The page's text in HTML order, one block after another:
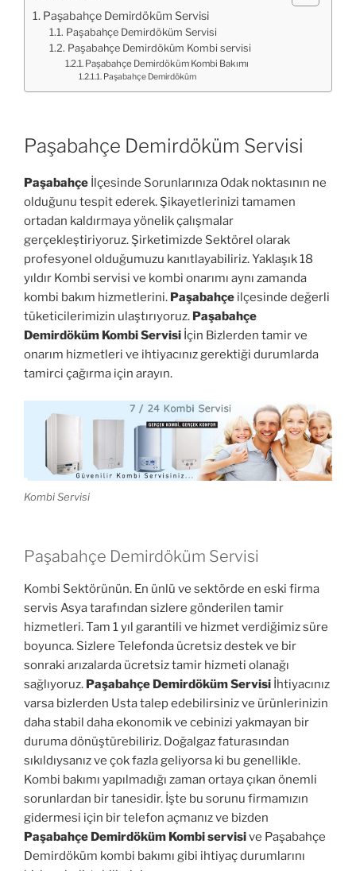
Paşabahçe Demirdöküm Servisi
Paşabahçe Demirdöküm Servisi
Paşabahçe Demirdöküm Kombi servisi
Paşabahçe Demirdöküm Kombi Bakımı
Paşabahçe Demirdöküm
Paşabahçe Demirdöküm Servisi
Paşabahçe İlçesinde Sorunlarınıza Odak noktasının ne
olduğunu tespit ederek. Şikayetlerinizi tamamen
ortadan kaldırmaya yönelik çalışmalar
gerçekleştiriyoruz. Şirketimizde Sektörel olarak
profesyonel olduğumuzu kanıtlayabiliriz. Yaklaşık 18
yıldır Kombi servisi ve kombi onarımı aynı zamanda
kombi bakım hizmetlerini. Paşabahçe ilçesinde değerli
tüketicilerimizin ulaştırıyoruz. Paşabahçe
Demirdöküm Kombi Servisi İçin Bizlerden tamir ve
onarım hizmetleri ve ihtiyacınız gerektiği durumlarda
tamirci çağırma için arayın.
Kombi Servisi
Paşabahçe Demirdöküm Servisi
Kombi Sektörünün. En ünlü ve sektörde en eski firma
servis Asya tarafından sizlere gönderilen tamir
hizmetleri. Tam 1 yıl garantili ve hizmet verdiğimiz süre
boyunca. Sizlere Telefonda ücretsiz destek ve bir
sonraki arızalarda ücretsiz tamir hizmeti olanağı
sağlıyoruz. Paşabahçe Demirdöküm Servisi İhtiyacınız
varsa bizlerden Usta talep edebilirsiniz ve ürünlerinizin
daha stabil daha ekonomik ve cebinizi yakmayan bir
duruma dönüştürebiliriz. Doğalgaz faturasından
sıkıldıysanız ve çok fazla geliyorsa ki bu genellikle.
Kombi bakımı yapılmadığı zaman ortaya çıkan önemli
sorunlardan bir tanesidir. İşte bu sorunu firmamızın
gidermesi için bir telefon açmanız ve bizden
Paşabahçe Demirdöküm Kombi servisive Paşabahçe
Demirdöküm kombi bakımı gibi ihtiyaç durumlarını